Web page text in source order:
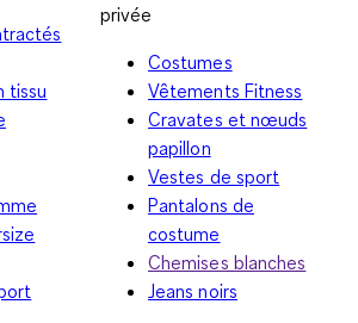
tissu
privée
Costumes
Vêtements Fitness
Cravates et nœuds
papillon
Vestes de sport
Pantalons de
costume
Chemises blanches
Jeans noirs